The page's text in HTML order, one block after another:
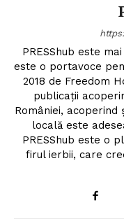
PRESShub este
este o portavoce
2018 de Freedom
publicații
României,
locală este
PRESShub este o
firul ierbii, care